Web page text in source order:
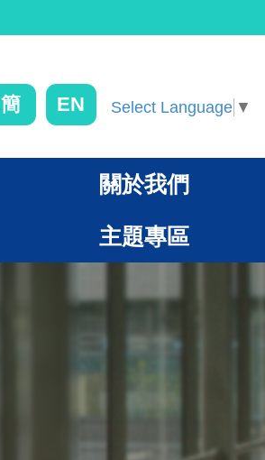
簡 EN Select Language ▼
關於我們
主題專區